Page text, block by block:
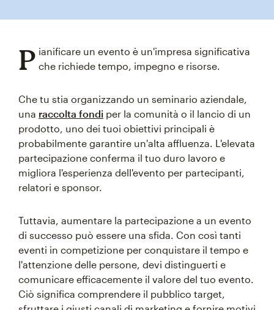
P ianificare un evento è un'impresa significativa
che richiede tempo, impegno e risorse.
Che tu stia organizzando un seminario aziendale,
una raccolta fondi per la comunità o il lancio di un
prodotto, uno dei tuoi obiettivi principali è
probabilmente garantire un'alta affluenza. L'elevata
partecipazione conferma il tuo duro lavoro e
migliora l'esperienza dell'evento per partecipanti,
relatori e sponsor.
Tuttavia, aumentare la partecipazione a un evento
di successo può essere una sfida. Con così tanti
eventi in competizione per conquistare il tempo e
l'attenzione delle persone, devi distinguerti e
comunicare efficacemente il valore del tuo evento.
Ciò significa comprendere il pubblico target,